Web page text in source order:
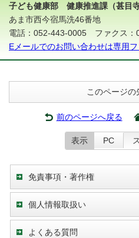
子ども健康部 健康推進課（甚目寺
あま市西今宿馬洗46番地
電話：052-443-0005 ファクス：
Eメールでのお問い合わせは専用
このページの
前のページへ戻る
表示 PC
免責事項・著作権
個人情報取扱い
よくある質問